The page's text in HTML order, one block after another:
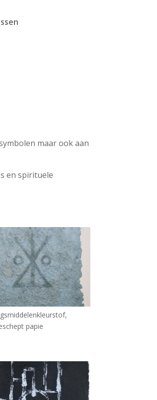
maar ook aan
en spirituele
papie